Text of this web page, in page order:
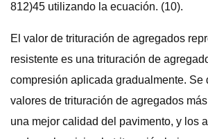
812)45 utilizando la ecuación. (10).
El valor de trituración de agregados
resistente es una trituración de
compresión aplicada gradualmente. Se
valores de trituración de agregados
una mejor calidad del pavimento, y los